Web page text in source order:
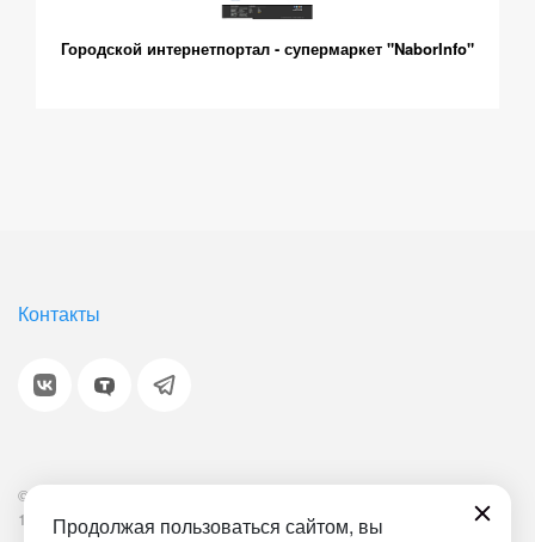
Продолжая пользоваться сайтом, вы
Городской интернетпортал - супермаркет "NaborInfo"
Контакты
© 2001-2026 «Битрикс», «1С-Битрикс». Работает на
1С-Битрикс: Управление сайтом.